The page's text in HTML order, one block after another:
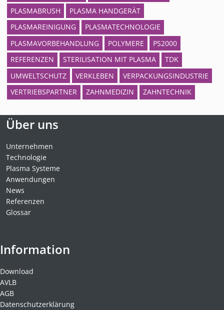
PLASMABRUSH
PLASMA HANDGERÄT
PLASMAREINIGUNG
PLASMATECHNOLOGIE
PLASMAVORBEHANDLUNG
POLYMERE
PS2000
REFERENZEN
STERILISATION MIT PLASMA
TDK
UMWELTSCHUTZ
VERKLEBEN
VERPACKUNGSINDUSTRIE
VERTRIEBSPARTNER
ZAHNMEDIZIN ZAHNTECHNIK
Über uns
Unternehmen
Technologie
Plasma Systeme
Anwendungen
News
Referenzen
Glossar
Information
Download
AVLB
AGB
Datenschutzerklärung